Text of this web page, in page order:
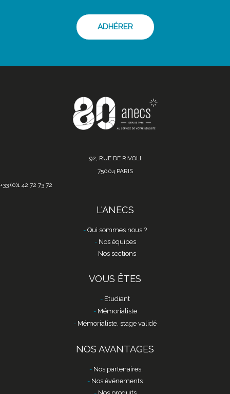
ADHÉRER
92, RUE DE RIVOLI
75004 PARIS
+33 (0)1 42 72 73 72
L'ANECS
Qui sommes nous ?
Nos équipes
Nos sections
VOUS ÊTES
Etudiant
Mémorialiste
Mémorialiste, stage validé
NOS AVANTAGES
Nos partenaires
Nos événements